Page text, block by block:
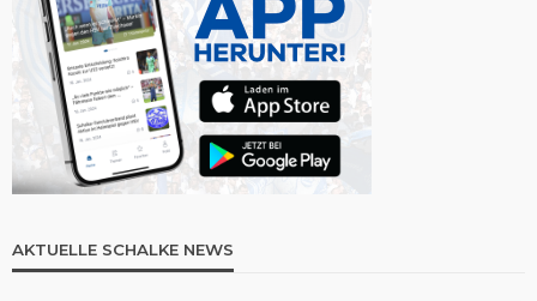
AKTUELLE SCHALKE NEWS